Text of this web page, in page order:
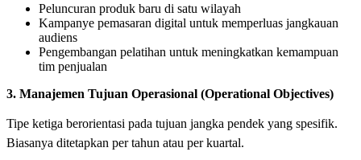
Peluncuran produk baru di satu wilayah
Kampanye pemasaran digital untuk memperluas jangkauan
audiens
Pengembangan pelatihan untuk meningkatkan kemampuan
tim penjualan
3. Manajemen Tujuan Operasional (Operational Objectives)
Tipe ketiga berorientasi pada tujuan jangka pendek yang spesifik.
Biasanya ditetapkan per tahun atau per kuartal.